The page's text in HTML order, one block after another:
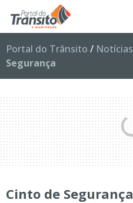
Portal do Trânsito / Notícias
Segurança
Cinto de Segurança